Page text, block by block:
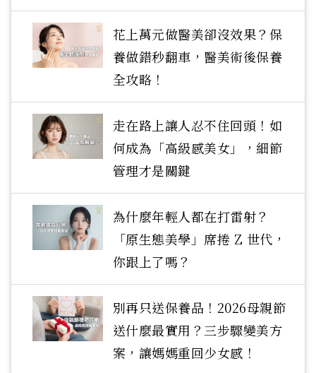
花上萬元做醫美卻沒效果？保
養做錯秒翻車，醫美術後保養
全攻略！
走在路上讓人忍不住回頭！如
何成為「高級感美女」，細節
管理才是關鍵
為什麼年輕人都在打雷射？
「原生態美學」席捲 Z 世代，
你跟上了嗎？
別再只送保養品！2026母親節
送什麼最實用？三步驟變美方
案，讓媽媽重回少女感！